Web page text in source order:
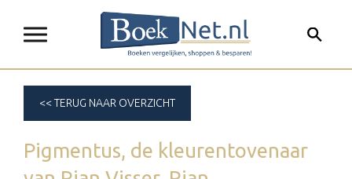
<< TERUG NAAR OVERZICHT
Pigmentus, de kleurentovenaar